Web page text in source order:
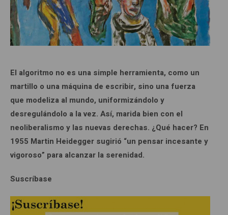
El algoritmo no es una simple herramienta, como un
martillo o una máquina de escribir, sino una fuerza
que modeliza al mundo, uniformizándolo y
desregulándolo a la vez. Así, marida bien con el
neoliberalismo y las nuevas derechas. ¿Qué hacer? En
1955 Martin Heidegger sugirió “un pensar incesante y
vigoroso” para alcanzar la serenidad.
Suscríbase